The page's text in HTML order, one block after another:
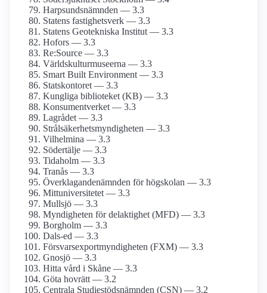
Harpsundsnämnden — 3.3
Statens fastighetsverk — 3.3
Statens Geotekniska Institut — 3.3
Hofors — 3.3
Re:Source — 3.3
Världskulturmuseerna — 3.3
Smart Built Environment — 3.3
Statskontoret — 3.3
Kungliga biblioteket (KB) — 3.3
Konsumentverket — 3.3
Lagrådet — 3.3
Strålsäkerhetsmyndigheten — 3.3
Vilhelmina — 3.3
Södertälje — 3.3
Tidaholm — 3.3
Tranås — 3.3
Överklagandenämnden för högskolan — 3.3
Mittuniversitetet — 3.3
Mullsjö — 3.3
Myndigheten för delaktighet (MFD) — 3.3
Borgholm — 3.3
Dals-ed — 3.3
Försvarsexportmyndigheten (FXM) — 3.3
Gnosjö — 3.3
Hitta vård i Skåne — 3.3
Göta hovrätt — 3.2
Centrala Studiestödsnämnden (CSN) — 3.2